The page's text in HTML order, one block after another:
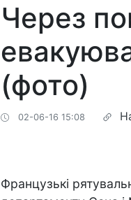
Через
(фото)
02-06-16 15:08
Французькі